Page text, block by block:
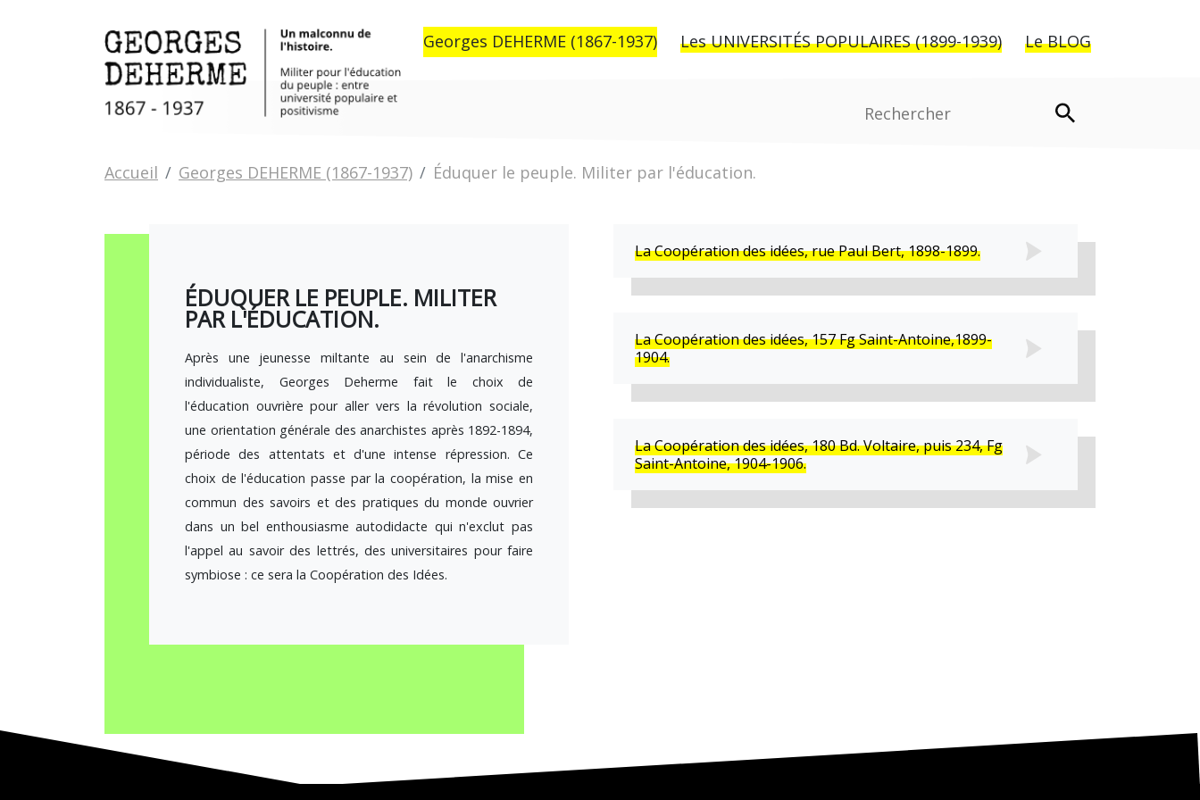
Georges DEHERME (1867-1937)
Les UNIVERSITÉS POPULAIRES (1899-1939) Le BLOG
Rechercher:
Vous êtes ici:
Accueil Georges DEHERME (1867-1937) Éduquer le peuple. Militer par l'éducation.
La Coopération des idées, rue Paul Bert, 1898-1899.
La Coopération des idées, 157 Fg Saint-Antoine,1899-
1904.
La Coopération des idées, 180 Bd. Voltaire, puis 234, Fg
Saint-Antoine, 1904-1906.
ÉDUQUER LE PEUPLE. MILITER
PAR L'ÉDUCATION.
Après une jeunesse miltante au sein de l'anarchisme
individualiste, Georges Deherme fait le choix de
l'éducation ouvrière pour aller vers la révolution sociale,
une orientation générale des anarchistes après 1892-1894,
période des attentats et d'une intense répression. Ce
choix de l'éducation passe par la coopération, la mise en
commun des savoirs et des pratiques du monde ouvrier
dans un bel enthousiasme autodidacte qui n'exclut pas
l'appel au savoir des lettrés, des universitaires pour faire
symbiose : ce sera la Coopération des Idées.